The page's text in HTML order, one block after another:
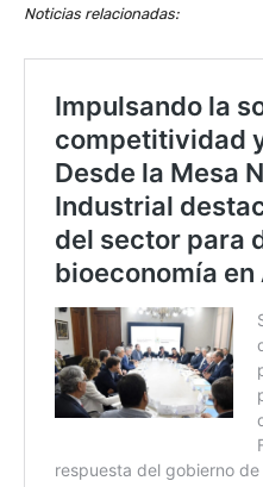
Noticias relacionadas: